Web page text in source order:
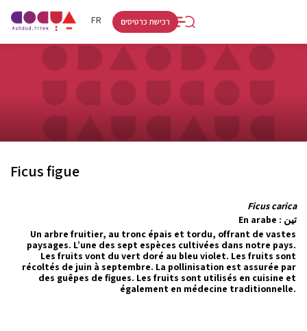
FR
HE
רכישת כרטיסים
Ficus figue
Ficus carica
En arabe : تين
Un arbre fruitier, au tronc épais et tordu, offrant de vastes
paysages. L’une des sept espèces cultivées dans notre pays.
Les fruits vont du vert doré au bleu violet. Les fruits sont
récoltés de juin à septembre. La pollinisation est assurée par
des guêpes de figues. Les fruits sont utilisés en cuisine et
également en médecine traditionnelle.